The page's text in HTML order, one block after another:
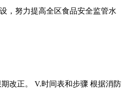
，努力提高全区食品安全监管水
改正。 V.时间表和步骤 根据消防